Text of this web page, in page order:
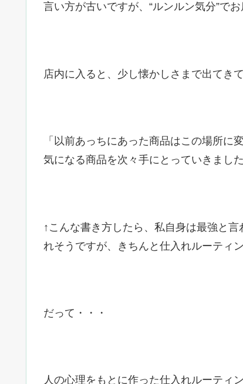
言い方が古いですが、“ルンルン気分”で
店内に入ると、少し懐かしさまで出てき
「以前あっちにあった商品はこの場所に
気になる商品を次々手にとっていきました
↑こんな書き方したら、私自身は最強と言
れそうですが、きちんと仕入れルーティ
だって・・・
人の心理をもとに作った仕入れルーティ